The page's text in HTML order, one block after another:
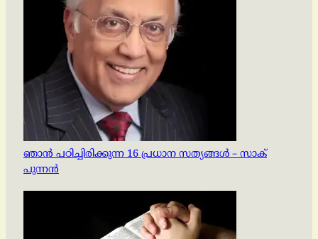
ഞാൻ പഠിച്ചിരിക്കുന്ന 16 പ്രധാന സത്യങ്ങൾ – സാക്
പുന്നൻ